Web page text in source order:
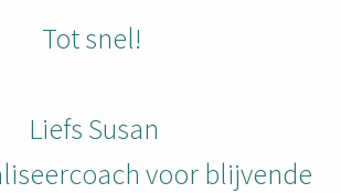
Tot snel!
Liefs Susan
voor blijvende